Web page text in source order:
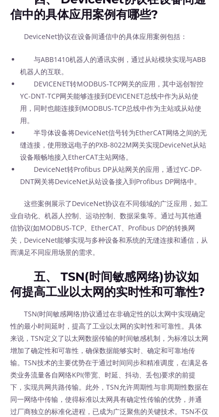
信中的具体应用案例有哪些?
DeviceNet协议在设备间通信中的具体应用案例包括：
与ABB1410机器人的通讯实例，通过从站模块实现与ABB
机器人的互联。
DEVICENET转MODBUS-TCP网关的应用，其中远创智控
YC-DNT-TCP网关能够连接到DEVICENET总线中作为从站使
用，同时也能连接到MODBUS-TCP总线中作为主站或从站使
用。
半导体设备将DeviceNet信号转为EtherCAT网络之间的无
缝连接，使用致远电子的PXB-8022M网关实现DeviceNet从站
设备顺畅地接入EtherCAT主站网络。
DeviceNet转Profibus DP从站网关的应用，通过YC-DP-
DNT网关将DeviceNet从站设备接入到Profibus DP网络中。
这些案例展示了DeviceNet协议在不同领域的广泛应用，如工
业自动化、机器人控制、运动控制、数据采集等。通过与其他通
信协议(如MODBUS-TCP、EtherCAT、Profibus DP)的转换网
关，DeviceNet能够实现与多种设备和系统的无缝连接和通信，从
而满足不同应用场景的需求。
五、 TSN(时间敏感网络)协议如
何提高工业以太网的实时性和可靠性?
TSN(时间敏感网络)协议通过在非确定性的以太网中实现确定
性的最小时间延时，提高了工业以太网的实时性和可靠性。具体
来说，TSN定义了以太网数据传输的时间敏感机制，为标准以太网
增加了确定性和可靠性，确保数据能够实时、确定和可靠地传
输。TSN技术的主要优势在于通过时间同步和精准调度，在满足各
类业务流量各自网络KPI(带宽、时延、抖动、丢包)要求的前提
下，实现共网共路传输。此外，TSN允许周期性与非周期性数据在
同一网络中传输，使得标准以太网具有确定性传输的优势，并通
过厂商独立的标准化进程，已成为广泛聚焦的关键技术。TSN不仅